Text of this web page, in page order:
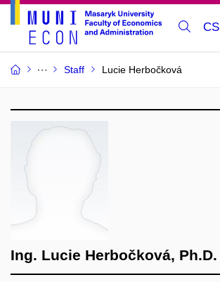
CS
Staff Lucie Herbočková
Ing. Lucie Herbočková, Ph.D.